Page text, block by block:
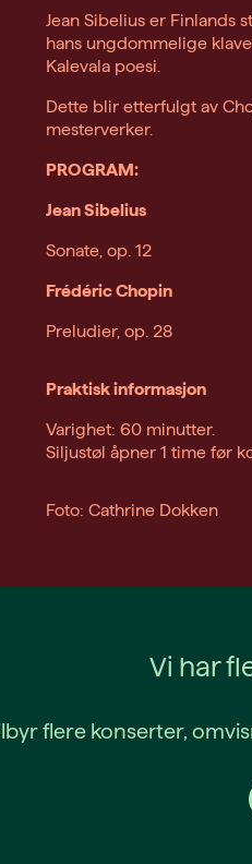
Jean Sibelius er Finlands
hans ungdommelige
Kalevala poesi.
Dette blir etterfulgt av
mesterverker.
PROGRAM:
Jean Sibelius
Sonate, op. 12
Frédéric Chopin
Preludier, op. 28
Praktisk informasjon
Varighet: 60 minutter.
Siljustøl åpner 1 time før
Foto: Cathrine Dokken
Vi har
flere konserter,